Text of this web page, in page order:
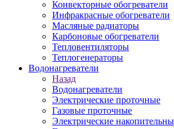
Конвекторные обогреватели
Инфракрасные обогреватели
Масляные радиаторы
Карбоновые обогреватели
Тепловентиляторы
Теплогенераторы
Водонагреватели
Назад
Водонагреватели
Электрические проточные
Газовые проточные
Электрические